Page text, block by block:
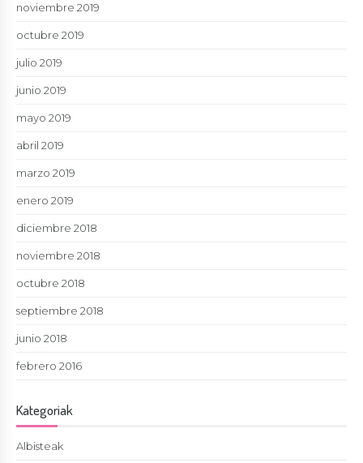
noviembre 2019
octubre 2019
julio 2019
junio 2019
mayo 2019
abril 2019
marzo 2019
enero 2019
diciembre 2018
noviembre 2018
octubre 2018
septiembre 2018
junio 2018
febrero 2016
Kategoriak
Albisteak